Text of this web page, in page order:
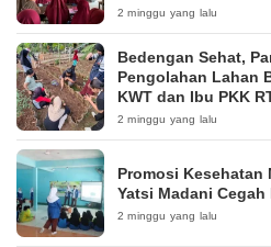
2 minggu yang lalu
Bedengan Sehat,
Pengolahan Lahan
KWT dan Ibu PKK
Pakintelan
2 minggu yang lalu
Promosi Kesehatan
Yatsi Madani
2 minggu yang lalu